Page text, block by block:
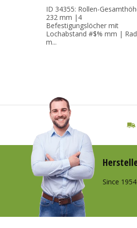
ID 34355: Rollen-
232 mm |4
Befestigungslöcher mit
Lochabstand #$% mm | Rad
m...
Since 1954